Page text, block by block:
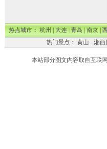
热点城市：杭州|大连|青岛|南京|
热门景点： 黄山 - 湘西
本站部分图文内容取自互联